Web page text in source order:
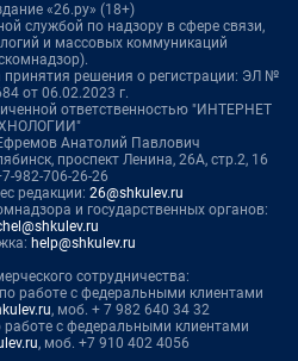
«26.ру» (18+)
службой по надзору в сфере связи,
и массовых коммуникаций
принятия решения о регистрации: ЭЛ №
от 06.02.2023 г.
ответственностью "ИНТЕРНЕТ
Анатолий Павлович
проспект Ленина, 26А, стр.2, 16
982-706-26-26
редакции: 26@shkulev.ru
и государственных органов:
help@shkulev.ru
сотрудничества:
работе с федеральными клиентами
, моб. + 7 982 640 34 32
работе с федеральными клиентами
, моб. +7 910 402 4056